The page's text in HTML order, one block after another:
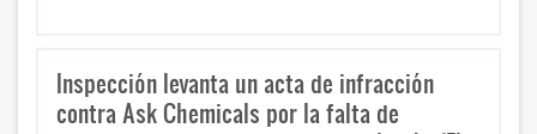
Inspección levanta un acta de infracción
contra Ask Chemicals por la falta de